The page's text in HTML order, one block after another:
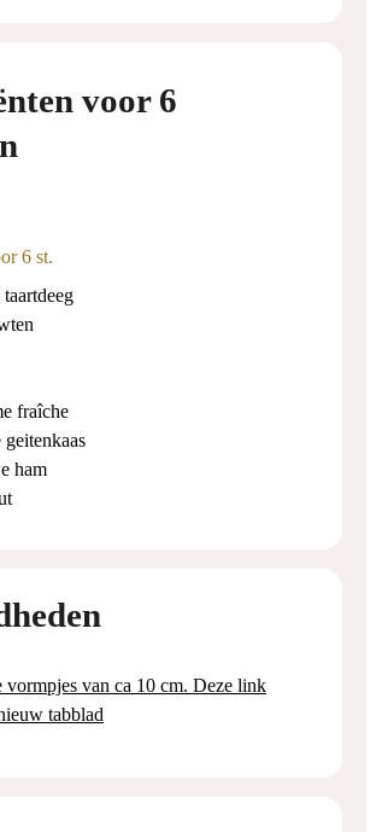
voor 6
6 st.
fraîche
geitenkaas
ham
van ca 10 cm. Deze link
tabblad